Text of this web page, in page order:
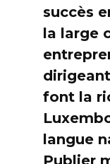
succès
la large
font la
langue
Publier